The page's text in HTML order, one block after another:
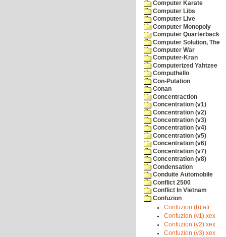
Computer Karate
Computer Libs
Computer Live
Computer Monopoly
Computer Quarterback
Computer Solution, The
Computer War
Computer-Kran
Computerized Yahtzee
Computhello
Con-Putation
Conan
Concentraction
Concentration (v1)
Concentration (v2)
Concentration (v3)
Concentration (v4)
Concentration (v5)
Concentration (v6)
Concentration (v7)
Concentration (v8)
Condensation
Conduite Automobile
Conflict 2500
Conflict In Vietnam
Confuzion
Confuzion (b).atr
Confuzion (v1).xex
Confuzion (v2).xex
Confuzion (v3).xex